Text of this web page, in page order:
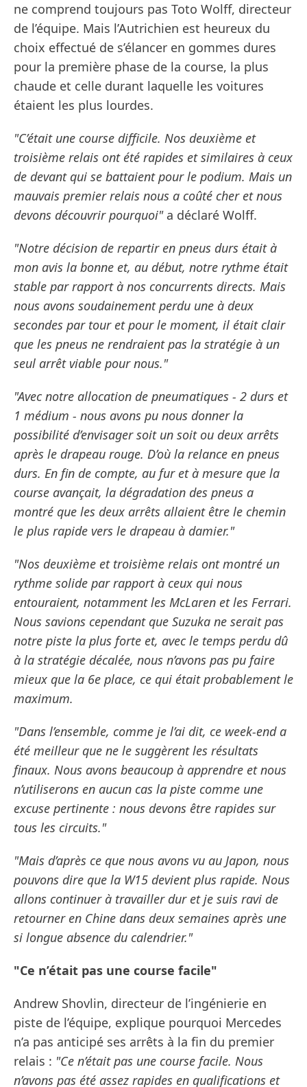
ne comprend toujours pas Toto Wolff, directeur
de l’équipe. Mais l’Autrichien est heureux du
choix effectué de s’élancer en gommes dures
pour la première phase de la course, la plus
chaude et celle durant laquelle les voitures
étaient les plus lourdes.
"C’était une course difficile. Nos deuxième et
troisième relais ont été rapides et similaires à ceux
de devant qui se battaient pour le podium. Mais un
mauvais premier relais nous a coûté cher et nous
devons découvrir pourquoi"a déclaré Wolff.
"Notre décision de repartir en pneus durs était à
mon avis la bonne et, au début, notre rythme était
stable par rapport à nos concurrents directs. Mais
nous avons soudainement perdu une à deux
secondes par tour et pour le moment, il était clair
que les pneus ne rendraient pas la stratégie à un
seul arrêt viable pour nous."
"Avec notre allocation de pneumatiques - 2 durs et
1 médium - nous avons pu nous donner la
possibilité d’envisager soit un soit ou deux arrêts
après le drapeau rouge. D’où la relance en pneus
durs. En fin de compte, au fur et à mesure que la
course avançait, la dégradation des pneus a
montré que les deux arrêts allaient être le chemin
le plus rapide vers le drapeau à damier."
"Nos deuxième et troisième relais ont montré un
rythme solide par rapport à ceux qui nous
entouraient, notamment les McLaren et les Ferrari.
Nous savions cependant que Suzuka ne serait pas
notre piste la plus forte et, avec le temps perdu dû
à la stratégie décalée, nous n’avons pas pu faire
mieux que la 6e place, ce qui était probablement le
maximum.
"Dans l’ensemble, comme je l’ai dit, ce week-end a
été meilleur que ne le suggèrent les résultats
finaux. Nous avons beaucoup à apprendre et nous
n’utiliserons en aucun cas la piste comme une
excuse pertinente : nous devons être rapides sur
tous les circuits."
"Mais d’après ce que nous avons vu au Japon, nous
pouvons dire que la W15 devient plus rapide. Nous
allons continuer à travailler dur et je suis ravi de
retourner en Chine dans deux semaines après une
si longue absence du calendrier."
"Ce n’était pas une course facile"
Andrew Shovlin, directeur de l’ingénierie en
piste de l’équipe, explique pourquoi Mercedes
n’a pas anticipé ses arrêts à la fin du premier
relais : "Ce n’était pas une course facile. Nous
n’avons pas été assez rapides en qualifications et